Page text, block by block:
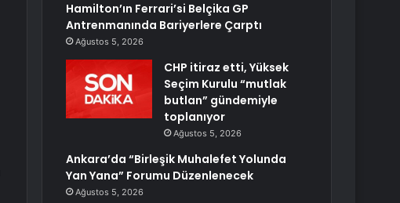
Hamilton’ın Ferrari’si Belçika GP
Antrenmanında Bariyerlere Çarptı
Ağustos 5, 2026
CHP itiraz etti, Yüksek
Seçim Kurulu “mutlak
butlan” gündemiyle
toplanıyor
Ağustos 5, 2026
Ankara’da “Birleşik Muhalefet Yolunda
Yan Yana” Forumu Düzenlenecek
Ağustos 5, 2026